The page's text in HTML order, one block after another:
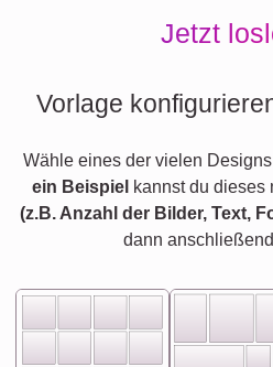
Jetzt
Vorlage
Wähle eines der vielen
ein Beispiel kannst du dieses
(z.B. Anzahl der Bilder, Text,
dann